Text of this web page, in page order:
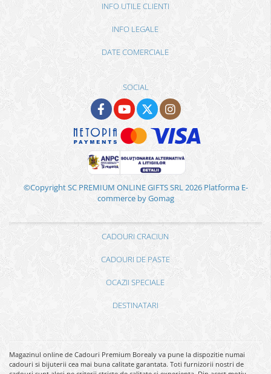
INFO UTILE CLIENTI
INFO LEGALE
DATE COMERCIALE
SOCIAL
©Copyright SC PREMIUM ONLINE GIFTS SRL 2026 Platforma E-
commerce by Gomag
CADOURI CRACIUN
CADOURI DE PASTE
OCAZII SPECIALE
DESTINATARI
Magazinul online de Cadouri Premium Borealy va pune la dispozitie numai
cadouri si bijuterii cea mai buna calitate garantata. Toti furnizorii nostri de